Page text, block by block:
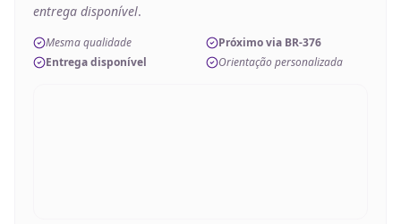
entrega disponível.
Mesma qualidade
Próximo via BR-376
Entrega disponível
Orientação personalizada